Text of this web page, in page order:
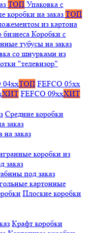
ТОП Упаковка с
коробки на заказ ТОП
из картона
Коробки с
тубусы на заказ
со шнурками из
"телевизор"
04xxТОП FEFCO 05xx
ХИТ FEFCO 09xxХИТ
Средние коробки
заказ
заказ
коробки из
заказ
под заказ
картонные
Плоские коробки
Крафт коробки